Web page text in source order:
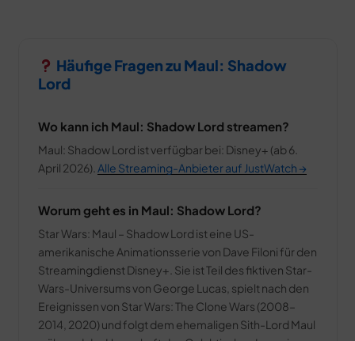
Häufige Fragen zu Maul: Shadow
Lord
Wo kann ich Maul: Shadow Lord streamen?
Maul: Shadow Lord ist verfügbar bei: Disney+ (ab 6.
April 2026). Alle Streaming-Anbieter auf JustWatch →
Worum geht es in Maul: Shadow Lord?
Star Wars: Maul – Shadow Lord ist eine US-
amerikanische Animationsserie von Dave Filoni für den
Streamingdienst Disney+. Sie ist Teil des fiktiven Star-
Wars-Universums von George Lucas, spielt nach den
Ereignissen von Star Wars: The Clone Wars (2008–
2014, 2020) und folgt dem ehemaligen Sith-Lord Maul